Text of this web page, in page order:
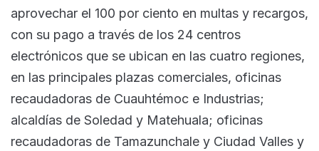
aprovechar el 100 por ciento en multas y recargos,
con su pago a través de los 24 centros
electrónicos que se ubican en las cuatro regiones,
en las principales plazas comerciales, oficinas
recaudadoras de Cuauhtémoc e Industrias;
alcaldías de Soledad y Matehuala; oficinas
recaudadoras de Tamazunchale y Ciudad Valles y